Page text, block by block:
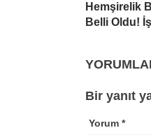
Hemşirelik
Belli Oldu!
Bir yanıt
Yorum *